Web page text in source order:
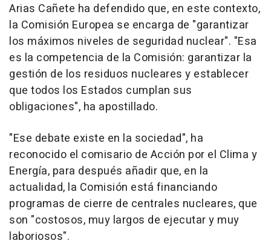
Arias Cañete ha defendido que, en este contexto,
la Comisión Europea se encarga de "garantizar
los máximos niveles de seguridad nuclear". "Esa
es la competencia de la Comisión: garantizar la
gestión de los residuos nucleares y establecer
que todos los Estados cumplan sus
obligaciones", ha apostillado.
"Ese debate existe en la sociedad", ha
reconocido el comisario de Acción por el Clima y
Energía, para después añadir que, en la
actualidad, la Comisión está financiando
programas de cierre de centrales nucleares, que
son "costosos, muy largos de ejecutar y muy
laboriosos".